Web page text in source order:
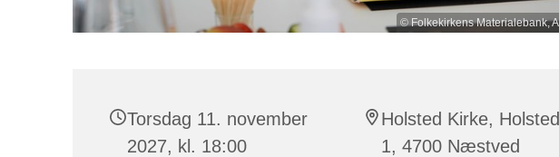
© Folkekirkens Materialebank,
Torsdag 11. november
2027, kl. 18:00
Holsted Kirke,
1, 4700 Næstved